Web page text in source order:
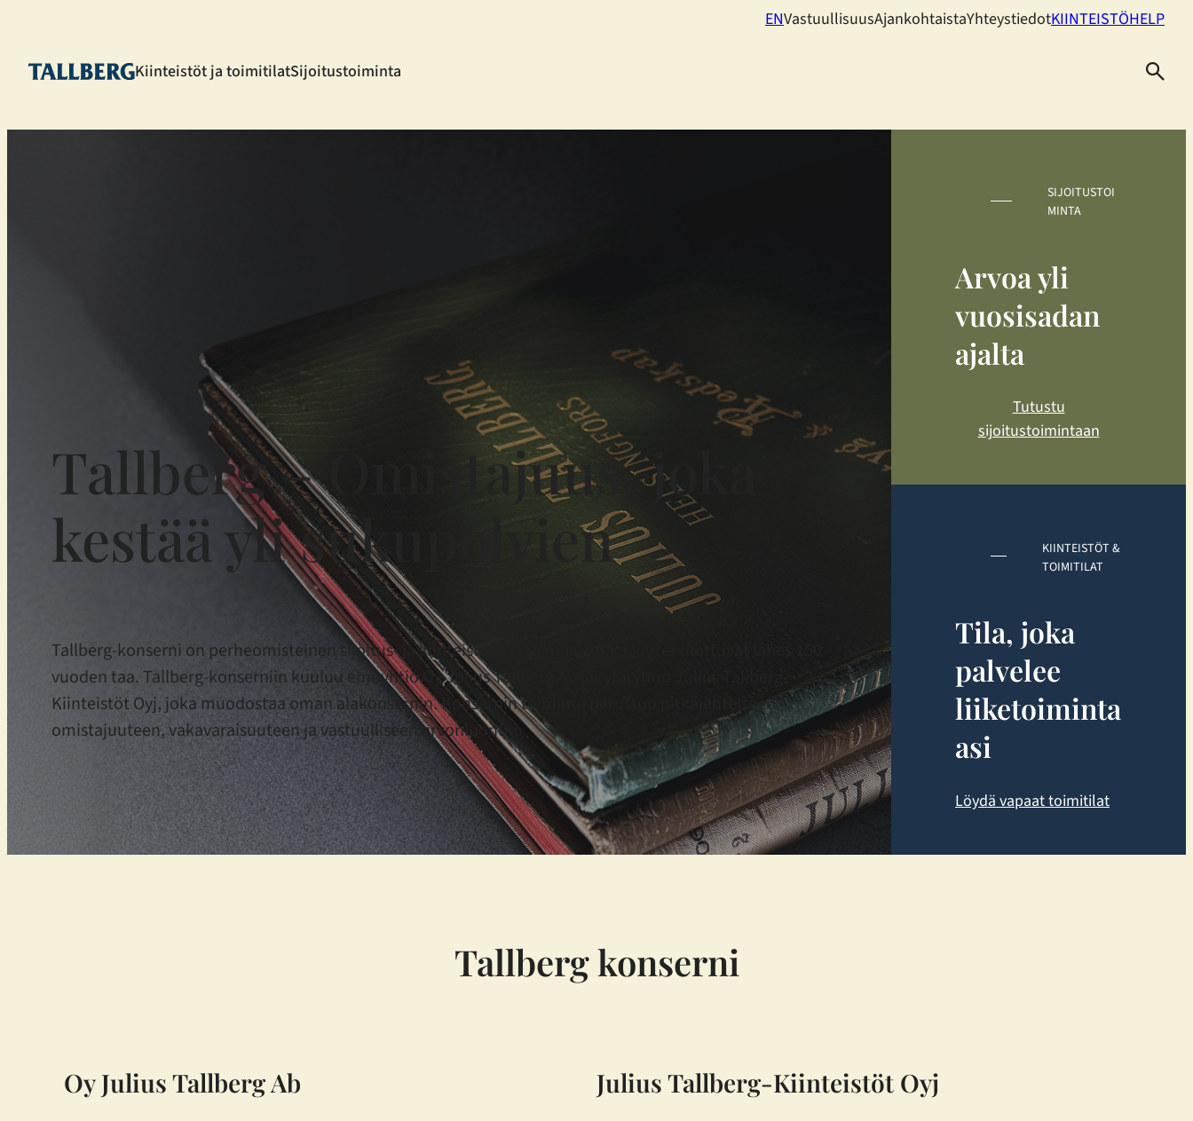
ENVastuullisuusAjankohtaistaYhteystiedotKIINTEISTÖHELP
Kiinteistöt ja toimitilatSijoitustoiminta
Tallberg – Omistajuus, joka
kestää yli sukupolvien
Tallberg-konserni on perheomisteinen sijoitus- ja kiinteistöalan toimija, jonka juuret ulottuvat lähes 150
vuoden taa. Tallberg-konserniin kuuluu emoyhtiö Oy Julius Tallberg Ab ja tytäryhtiö Julius Tallberg-
Kiinteistöt Oyj, joka muodostaa oman alakonsernin. Konsernin toiminta perustuu pitkäjänteiseen
omistajuuteen, vakavaraisuuteen ja vastuulliseen arvonluontiin.
SIJOITUSTOI
MINTA
Arvoa yli
vuosisadan
ajalta
Tutustu
sijoitustoimintaan
KIINTEISTÖT &
TOIMITILAT
Tila, joka
palvelee
liiketoiminta
asi
Löydä vapaat toimitilat
Tallberg konserni
Oy Julius Tallberg Ab Julius Tallberg-Kiinteistöt Oyj